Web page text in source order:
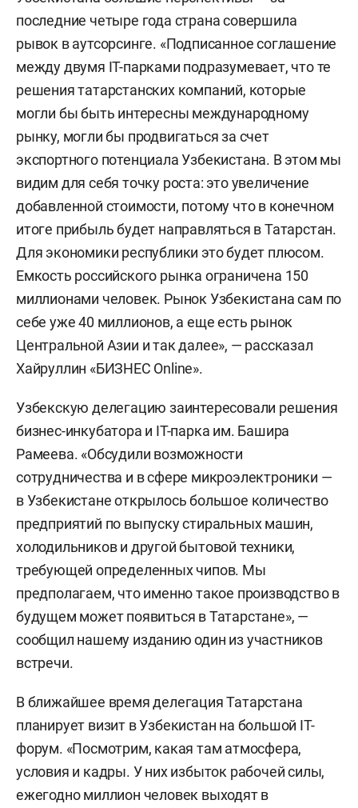
последние четыре года страна совершила
рывок в аутсорсинге. «Подписанное соглашение
между двумя IT-парками подразумевает, что те
решения татарстанских компаний, которые
могли бы быть интересны международному
рынку, могли бы продвигаться за счет
экспортного потенциала Узбекистана. В этом мы
видим для себя точку роста: это увеличение
добавленной стоимости, потому что в конечном
итоге прибыль будет направляться в Татарстан.
Для экономики республики это будет плюсом.
Емкость российского рынка ограничена 150
миллионами человек. Рынок Узбекистана сам по
себе уже 40 миллионов, а еще есть рынок
Центральной Азии и так далее», — рассказал
Хайруллин «БИЗНЕС Online».
Узбекскую делегацию заинтересовали решения
бизнес-инкубатора и IT-парка им. Башира
Рамеева. «Обсудили возможности
сотрудничества и в сфере микроэлектроники —
в Узбекистане открылось большое количество
предприятий по выпуску стиральных машин,
холодильников и другой бытовой техники,
требующей определенных чипов. Мы
предполагаем, что именно такое производство в
будущем может появиться в Татарстане», —
сообщил нашему изданию один из участников
встречи.
В ближайшее время делегация Татарстана
планирует визит в Узбекистан на большой IT-
форум. «Посмотрим, какая там атмосфера,
условия и кадры. У них избыток рабочей силы,
ежегодно миллион человек выходят в